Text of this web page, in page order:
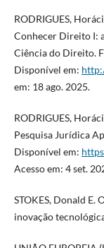
RODRIGUES,
Conhecer Direito I:
Ciência do Direito.
Disponível em:
em: 18 ago. 2025.
RODRIGUES,
Pesquisa Jurídica
Disponível em:
Acesso em: 4 set.
STOKES, Donald E.
inovação